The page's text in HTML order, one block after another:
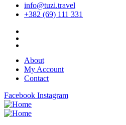
info@tuzi.travel
+382 (69) 111 331
About
My Account
Contact
Facebook Instagram